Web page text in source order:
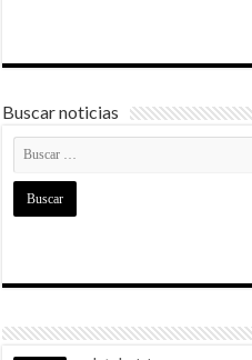
Buscar noticias